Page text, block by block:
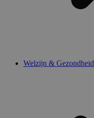
Welzijn & Gezondheid